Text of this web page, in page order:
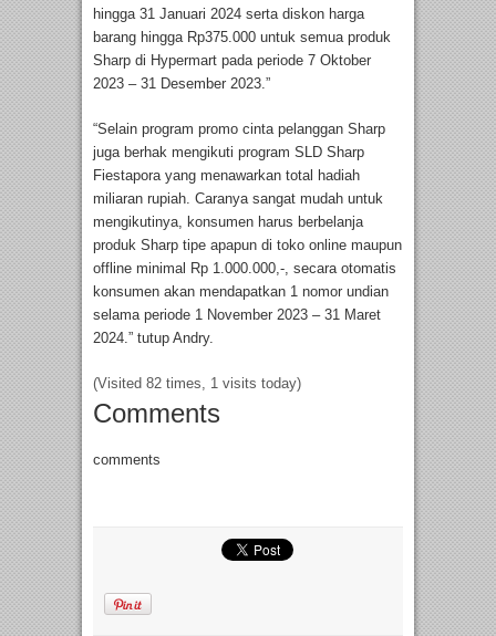
hingga 31 Januari 2024 serta diskon harga
barang hingga Rp375.000 untuk semua produk
Sharp di Hypermart pada periode 7 Oktober
2023 – 31 Desember 2023.”
“Selain program promo cinta pelanggan Sharp
juga berhak mengikuti program SLD Sharp
Fiestapora yang menawarkan total hadiah
miliaran rupiah. Caranya sangat mudah untuk
mengikutinya, konsumen harus berbelanja
produk Sharp tipe apapun di toko online maupun
offline minimal Rp 1.000.000,-, secara otomatis
konsumen akan mendapatkan 1 nomor undian
selama periode 1 November 2023 – 31 Maret
2024.” tutup Andry.
(Visited 82 times, 1 visits today)
Comments
comments